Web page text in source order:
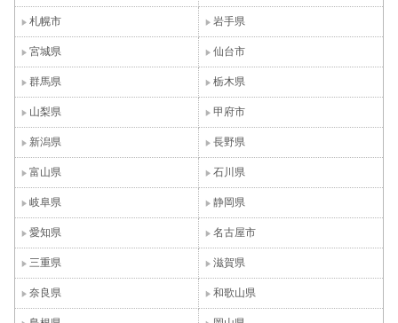
札幌市 岩手県
宮城県 仙台市
群馬県 栃木県
山梨県 甲府市
新潟県 長野県
富山県 石川県
岐阜県 静岡県
愛知県 名古屋市
三重県 滋賀県
奈良県 和歌山県